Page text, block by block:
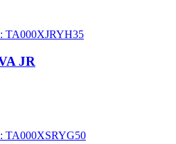
TA000XJRYH35
JR
TA000XSRYG50